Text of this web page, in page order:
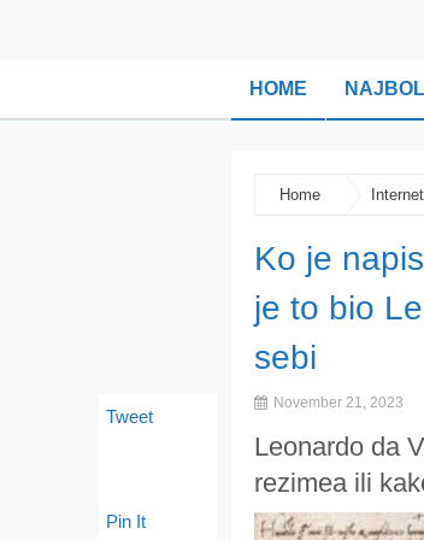
HOME
Home Internet
Ko je
je to bio
sebi
November 21, 2023
Leonardo da
rezimea ili
Tweet
Pin It